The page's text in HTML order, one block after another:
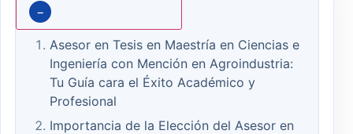
−
Asesor en Tesis en Maestría en Ciencias e
Ingeniería con Mención en Agroindustria:
Tu Guía cara el Éxito Académico y
Profesional
Importancia de la Elección del Asesor en